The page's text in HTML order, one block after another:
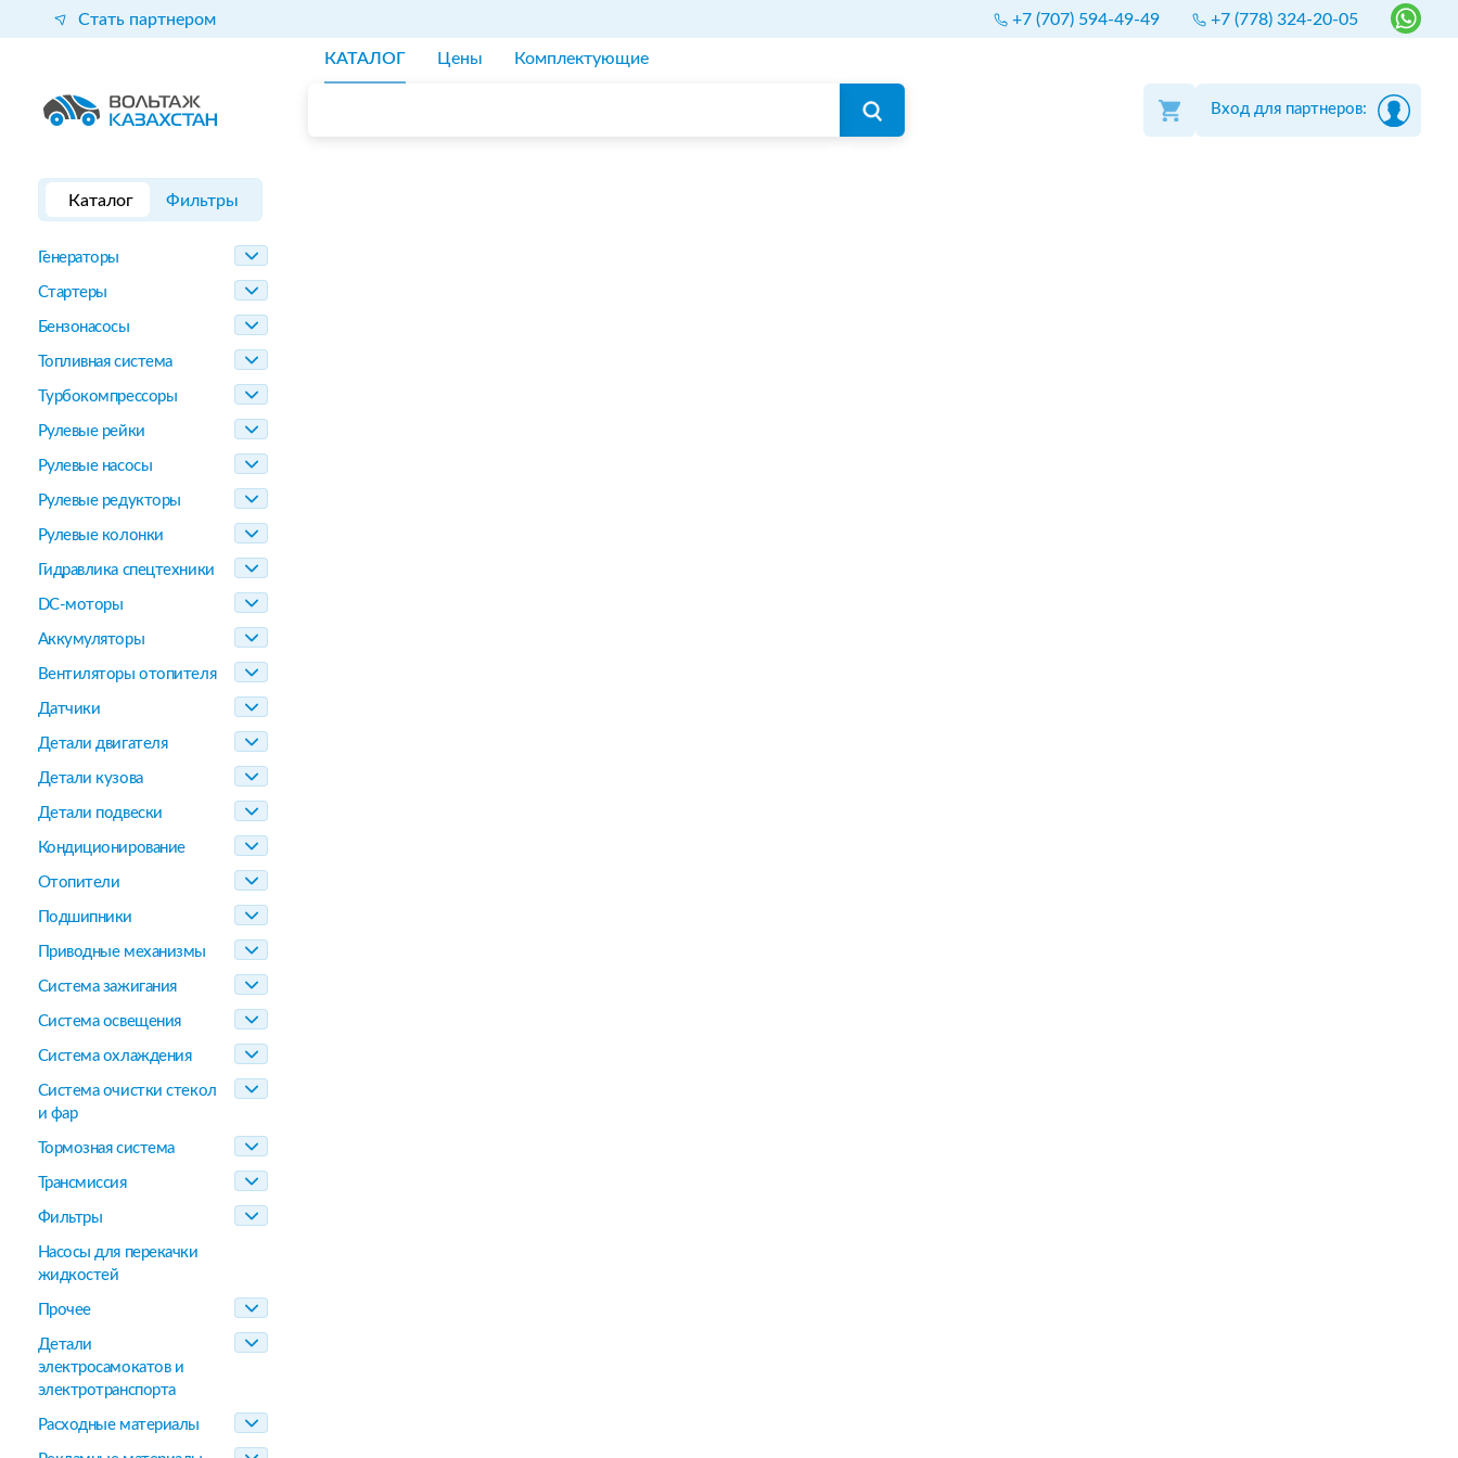
Стать партнером +7 (707) 594-49-49 +7 (778) 324-20-05
КАТАЛОГ Цены Комплектующие
Вход для партнеров:
Каталог Фильтры
Генераторы
Стартеры
Бензонасосы
Топливная система
Турбокомпрессоры
Рулевые рейки
Рулевые насосы
Рулевые редукторы
Рулевые колонки
Гидравлика спецтехники
DC-моторы
Аккумуляторы
Вентиляторы отопителя
Датчики
Детали двигателя
Детали кузова
Детали подвески
Кондиционирование
Отопители
Подшипники
Приводные механизмы
Система зажигания
Система освещения
Система охлаждения
Система очистки стекол
и фар
Тормозная система
Трансмиссия
Фильтры
Насосы для перекачки
жидкостей
Прочее
Детали
электросамокатов и
электротранспорта
Расходные материалы